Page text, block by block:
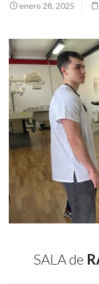
enero 28, 2025
SALA de